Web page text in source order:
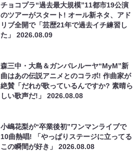
チョコプラ“過去最大規模”11都市19公演
のツアーがスタート! オール新ネタ、アド
リブ全開で「芸歴21年で過去イチ練習し
た」2026.08.09
森三中・大島＆ガンバレルーヤ“MyM”新
曲はあの伝説アニメとのコラボ! 作曲家が
絶賛「だれが歌っているんですか? 素晴ら
しい歌声だ!」2026.08.08
小嶋花梨が“卒業後初”ワンマンライブで
10曲熱唱! 「やっぱりステージに立ってる
この瞬間が好き」2026.08.08